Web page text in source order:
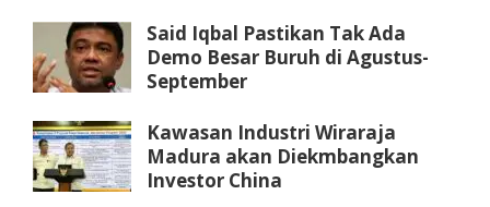
Said Iqbal Pastikan Tak Ada
Demo Besar Buruh di Agustus-
September
Kawasan Industri Wiraraja
Madura akan Diekmbangkan
Investor China